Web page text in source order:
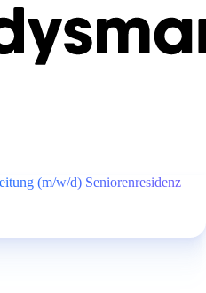
(m/w/d) Seniorenresidenz